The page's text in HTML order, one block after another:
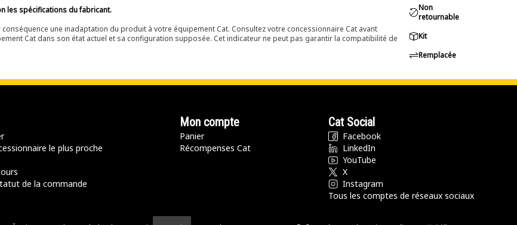
les spécifications du fabricant.
une inadaptation du produit à votre équipement Cat. Consultez votre concessionnaire Cat avant
Cat dans son état actuel et sa configuration supposée. Cet indicateur ne peut pas garantir la compatibilité de
Non
retournable
Kit
Remplacée
le plus proche
de la commande
Mon compte
Panier
Récompenses Cat
Cat Social
Facebook
LinkedIn
YouTube
X
Instagram
Tous les comptes de réseaux sociaux